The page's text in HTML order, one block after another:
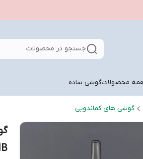
جستجو در محصولات
محصولاتگوشی ساده
گوشی های کماندویی